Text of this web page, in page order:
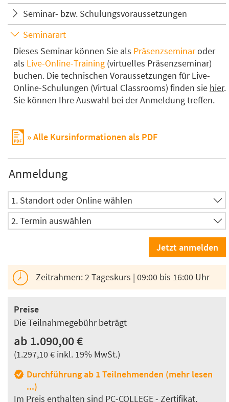
Seminar- bzw. Schulungsvoraussetzungen
Seminarart
Dieses Seminar können Sie als Präsenzseminaroder
als Live-Online-Training (virtuelles Präsenzseminar)
buchen. Die technischen Voraussetzungen für Live-
Online-Schulungen (Virtual Classrooms) finden sie hier.
Sie können Ihre Auswahl bei der Anmeldung treffen.
Alle Kursinformationen als PDF
Anmeldung
Zeitrahmen: 2 Tageskurs | 09:00 bis 16:00 Uhr
Preise
Die Teilnahmegebühr beträgt
ab 1.090,00 €
(1.297,10 € inkl. 19% MwSt.)
Durchführung ab 1 Teilnehmenden (mehr lesen
...)
Im Preis enthalten sind PC-COLLEGE - Zertifikat,